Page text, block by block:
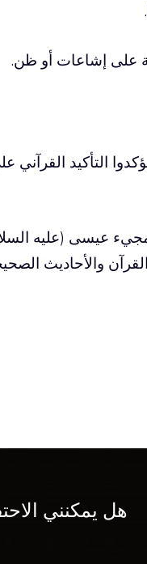
على إشاعات أو ظن.
التأكيد
عيسى (عليه
والأحاديث
هل يمكنني